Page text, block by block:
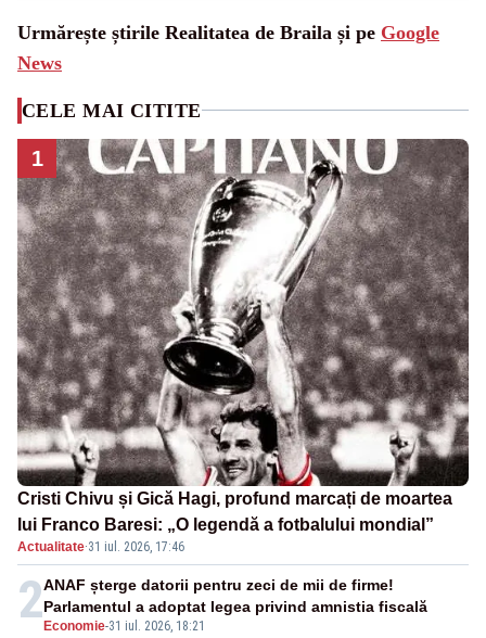
Urmărește știrile Realitatea de Braila și pe Google
News
CELE MAI CITITE
1
Cristi Chivu și Gică Hagi, profund marcați de moartea
lui Franco Baresi: „O legendă a fotbalului mondial”
Actualitate·31 iul. 2026, 17:46
2 Economie-31 iul. 2026, 18:21
ANAF șterge datorii pentru zeci de mii de firme!
Parlamentul a adoptat legea privind amnistia fiscală